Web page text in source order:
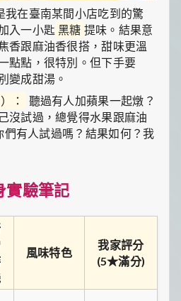
我在臺南某間小店吃到的驚
入一小匙 黑糖 提味。結果意
香跟麻油香很搭，甜味更溫
點點，很特別。但下手要
變成甜湯。
：
聽過有人加蘋果一起燉？
沒試過，總覺得水果跟麻油
們有人試過嗎？結果如何？我
實驗筆記
風味特色
我家評分
(5★滿分)